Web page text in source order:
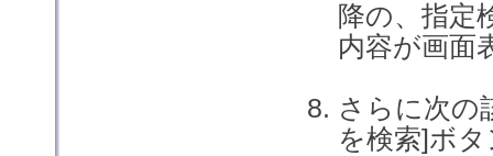
降の、指定
内容が画面
さらに次の
を検索]ボ